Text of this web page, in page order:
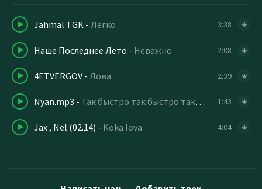
Jahmal TGK - Легко 3:38
Наше Последнее Лето - Неважно 2:08
4ETVERGOV - Лова 2:39
Nyan.mp3 - Так быстро так быстро так быстро так быстро 1:43
Jax , Nel (02.14) - Koka lova 4:04